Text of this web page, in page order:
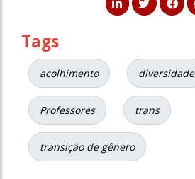
Tags
acolhimento diversidade
Professores trans
transição de gênero